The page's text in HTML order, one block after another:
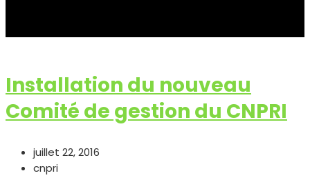
Installation du nouveau
Comité de gestion du CNPRI
juillet 22, 2016
cnpri